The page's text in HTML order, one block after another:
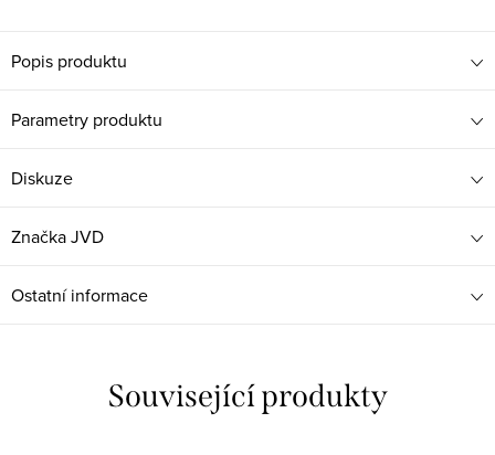
Popis produktu
Parametry produktu
Diskuze
ZnačkaJVD
Ostatní informace
Související produkty